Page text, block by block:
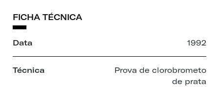
FICHA TÉCNICA
Data 1992
Técnica
Prova de clorobrometo
de prata